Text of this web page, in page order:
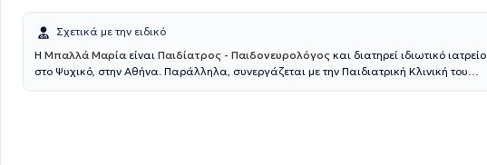
Σχετικά με την ειδικό
Η Μπαλλά Μαρία είναι Παιδίατρος - Παιδονευρολόγος και διατηρεί ιδιωτικό ιατρείο
στο Ψυχικό, στην Αθήνα. Παράλληλα, συνεργάζεται με την Παιδιατρική Κλινική του